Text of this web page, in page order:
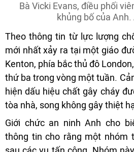
Bà Vicki Evans, điều phối
khủng bố của Anh.
Theo thông tin từ lực lượng
mới nhất xảy ra tại một giáo
Kenton, phía bắc thủ đô
thứ ba trong vòng một tuần.
hiện dấu hiệu chất gây cháy
tòa nhà, song không gây thiệt
Giới chức an ninh Anh cho
thông tin cho rằng một nhóm